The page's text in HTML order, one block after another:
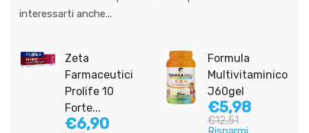
interessarti anche...
Zeta
Farmaceutici
Prolife 10
Forte...
€6,90
Formula
Multivitaminico
J60gel
€5,98
€12,51